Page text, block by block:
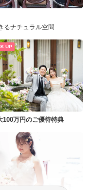
るナチュラル空間
100万円のご優待特典
UP